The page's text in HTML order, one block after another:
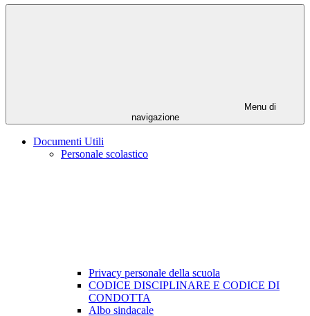
Menu di
navigazione
Documenti Utili
Personale scolastico
Privacy personale della scuola
CODICE DISCIPLINARE E CODICE DI
CONDOTTA
Albo sindacale